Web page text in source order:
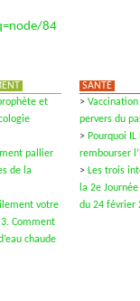
84
et
pallier
de la
votre
Comment
chaude
SANTÉ
>
pervers du
> Pourquoi IL
rembourser
> Les trois
la 2e
du 24 février